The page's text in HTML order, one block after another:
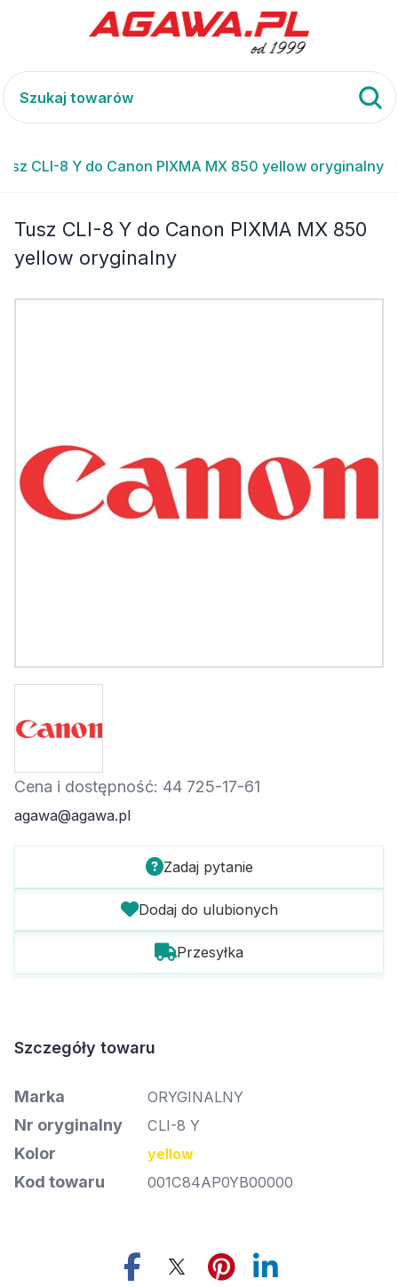
CLI-8 Y do Canon PIXMA MX 850 yellow oryginalny
Tusz CLI-8 Y do Canon PIXMA MX 850
yellow oryginalny
Cena i dostępność: 44 725-17-61
agawa@agawa.pl
Zadaj pytanie
Dodaj do ulubionych
Przesyłka
Szczegóły towaru
Marka ORYGINALNY
Nr oryginalny CLI-8 Y
Kolor yellow
Kod towaru 001C84AP0YB00000